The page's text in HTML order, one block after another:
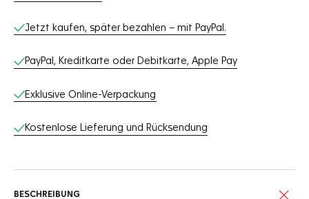
Jetzt kaufen, später bezahlen – mit PayPal.
PayPal, Kreditkarte oder Debitkarte, Apple Pay
Exklusive Online-Verpackung
Kostenlose Lieferung und Rücksendung
BESCHREIBUNG